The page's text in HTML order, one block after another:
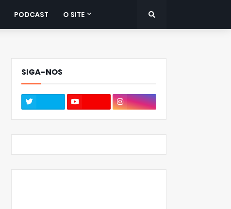
PODCAST O SITE
SIGA-NOS